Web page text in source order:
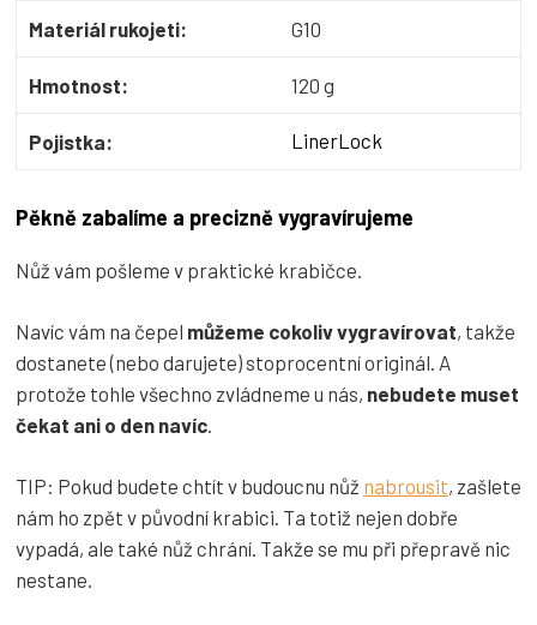
Materiál rukojeti: G10
Hmotnost: 120 g
Pojistka: LinerLock
Pěkně zabalíme a precizně vygravírujeme
Nůž vám pošleme v praktické krabičce.
Navíc vám na čepel můžeme cokoliv vygravírovat, takže
dostanete (nebo darujete) stoprocentní originál. A
protože tohle všechno zvládneme u nás, nebudete muset
čekat ani o den navíc
TIP: Pokud budete chtít v budoucnu nůž nabrousit, zašlete
nám ho zpět v původní krabici. Ta totiž nejen dobře
vypadá, ale také nůž chrání. Takže se mu při přepravě nic
nestane.